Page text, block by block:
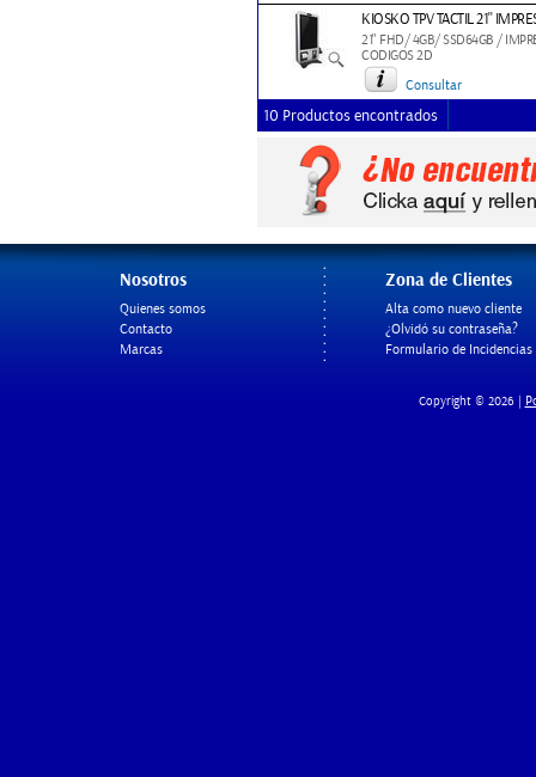
KIOSKO TPV TACTIL 21''
21" FHD/ 4GB/ SSD64GB /
CODIGOS 2D
Consultar
10 Productos encontrados
Nosotros
Quienes somos
Contacto
Marcas
Zona de Clientes
Alta como nuevo cliente
¿Olvidó su contraseña?
Formulario de Incidencias
Copyright © 2026 |